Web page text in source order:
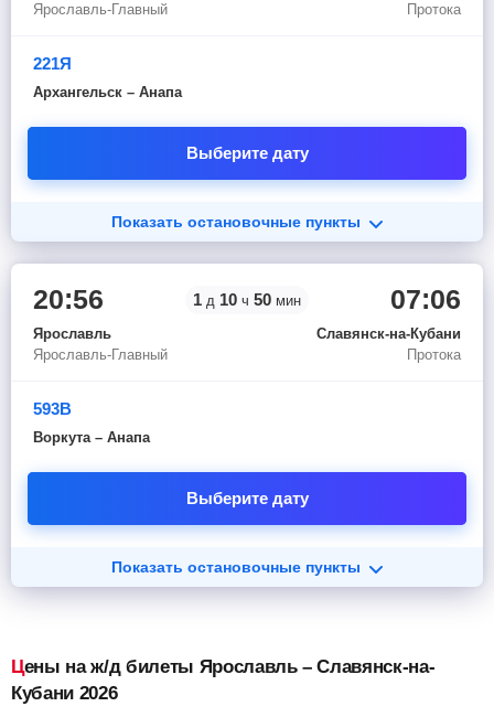
Ярославль-Главный
Протока
221Я
Архангельск – Анапа
Выберите дату
Показать остановочные пункты
20:56
Ярославль
Ярославль-Главный
1 д 10 ч 50 мин 07:06
Славянск-на-Кубани
Протока
593В
Воркута – Анапа
Выберите дату
Показать остановочные пункты
Цены на ж/д билеты Ярославль – Славянск-на-
Кубани 2026